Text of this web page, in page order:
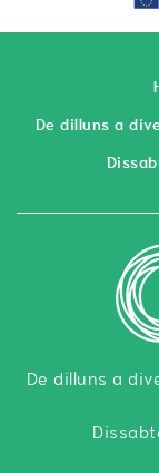
De dilluns a
De dilluns a